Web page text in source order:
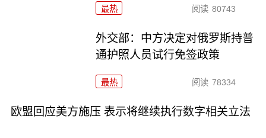
最热 阅读 80743
外交部：中方决定对俄罗斯持普
通护照人员试行免签政策
最热 阅读 78334
欧盟回应美方施压 表示将继续执行数字相关立法